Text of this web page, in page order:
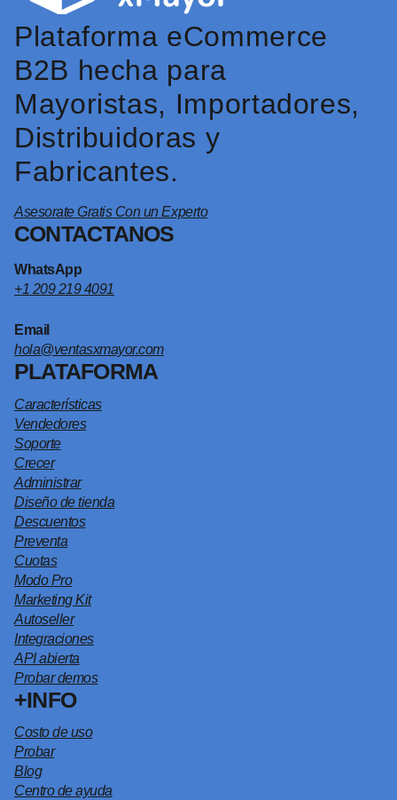
Plataforma eCommerce
B2B hecha para
Mayoristas, Importadores,
Distribuidoras y
Fabricantes.
Asesorate Gratis Con un Experto
CONTACTANOS
WhatsApp
+1 209 219 4091
Email
hola@ventasxmayor.com
PLATAFORMA
Características
Vendedores
Soporte
Crecer
Administrar
Diseño de tienda
Descuentos
Preventa
Cuotas
Modo Pro
Marketing Kit
Autoseller
Integraciones
API abierta
Probar demos
+INFO
Costo de uso
Probar
Blog
Centro de ayuda